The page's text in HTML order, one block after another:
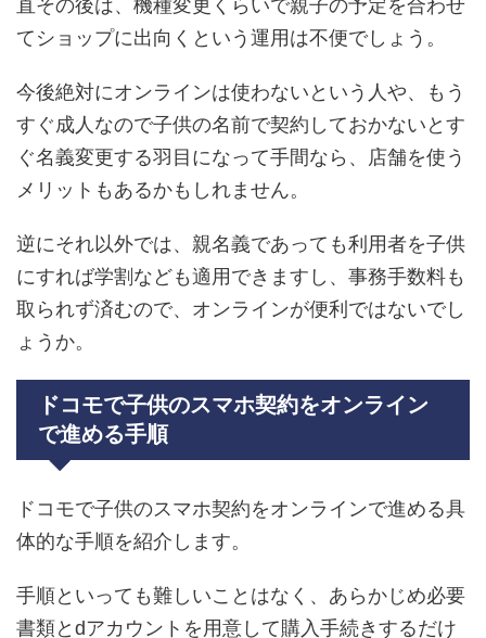
直その後は、機種変更くらいで親子の予定を合わせ
てショップに出向くという運用は不便でしょう。
今後絶対にオンラインは使わないという人や、もう
すぐ成人なので子供の名前で契約しておかないとす
ぐ名義変更する羽目になって手間なら、店舗を使う
メリットもあるかもしれません。
逆にそれ以外では、親名義であっても利用者を子供
にすれば学割なども適用できますし、事務手数料も
取られず済むので、オンラインが便利ではないでし
ょうか。
ドコモで子供のスマホ契約をオンライン
で進める手順
ドコモで子供のスマホ契約をオンラインで進める具
体的な手順を紹介します。
手順といっても難しいことはなく、あらかじめ必要
書類とdアカウントを用意して購入手続きするだけ